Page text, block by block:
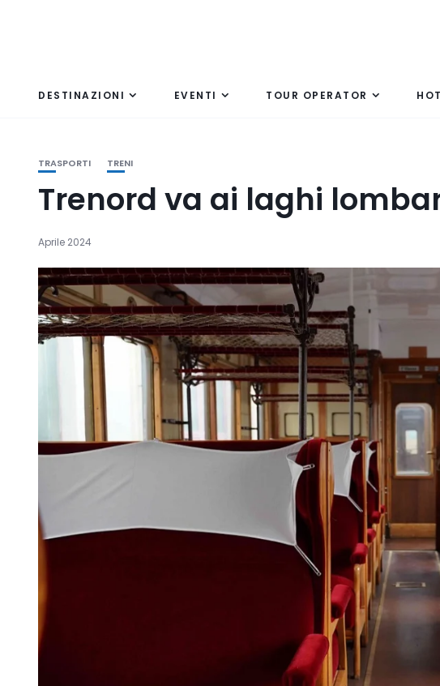
DESTINAZIONI EVENTI TOUR OPERATOR
TRASPORTI TRENI
Trenord va ai laghi
Aprile 2024